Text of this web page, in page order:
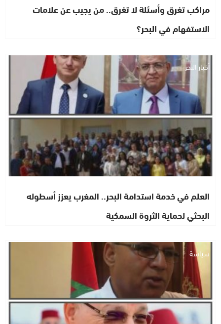
مراكب تغرق وأسئلة لا تغرق.. من يجيب عن علامات
الاستفهام في البحر؟
أخبار البحر
العلم في خدمة استدامة البحر.. المغرب يعزز أسطوله
البحثي لحماية الثروة السمكية
سياسة